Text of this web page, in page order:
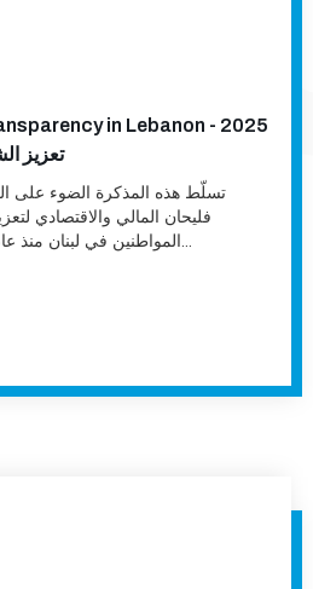
in Lebanon - 2025
- تعزيز
تسلّط هذه المذكرة الضوء على
فليحان المالي والاقتصادي
المواطنين في لبنان منذ عام 2018. وتعرض أبرز المب...